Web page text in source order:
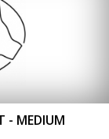
- MEDIUM